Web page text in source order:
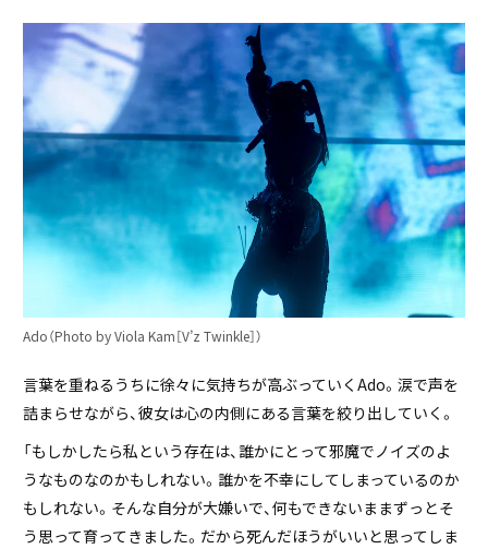
Ado（Photo by Viola Kam［V’z Twinkle］）
言葉を重ねるうちに徐々に気持ちが高ぶっていくAdo。涙で声を
詰まらせながら、彼女は心の内側にある言葉を絞り出していく。
「もしかしたら私という存在は、誰かにとって邪魔でノイズのよ
うなものなのかもしれない。誰かを不幸にしてしまっているのか
もしれない。そんな自分が大嫌いで、何もできないままずっとそ
う思って育ってきました。だから死んだほうがいいと思ってしま